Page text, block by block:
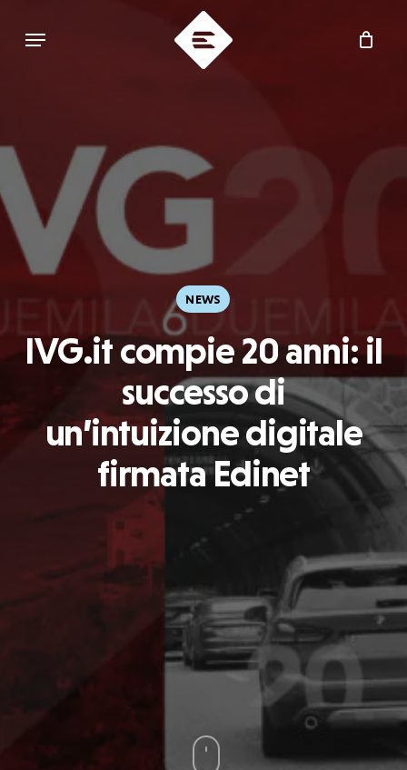
Menu
NEWS
IVG.it compie 20 anni: il
successo di
un’intuizione digitale
firmata Edinet